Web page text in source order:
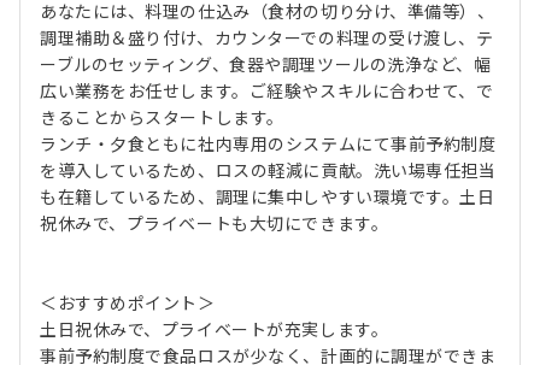
あなたには、料理の仕込み（食材の切り分け、準備等）、
調理補助＆盛り付け、カウンターでの料理の受け渡し、テ
ーブルのセッティング、食器や調理ツールの洗浄など、幅
広い業務をお任せします。ご経験やスキルに合わせて、で
きることからスタートします。
ランチ・夕食ともに社内専用のシステムにて事前予約制度
を導入しているため、ロスの軽減に貢献。洗い場専任担当
も在籍しているため、調理に集中しやすい環境です。土日
祝休みで、プライベートも大切にできます。
＜おすすめポイント＞
土日祝休みで、プライベートが充実します。
事前予約制度で食品ロスが少なく、計画的に調理ができま